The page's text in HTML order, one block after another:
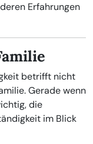
Erfahrungen
betrifft nicht
Gerade wenn
die
im Blick